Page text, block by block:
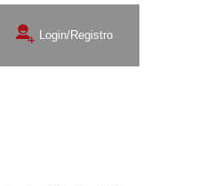
Login/Registro